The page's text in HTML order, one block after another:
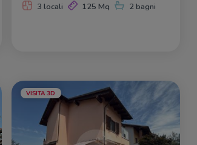
3 locali 125 Mq 2 bagni
VISITA 3D